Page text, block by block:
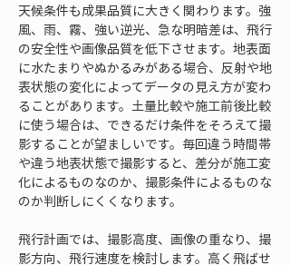
天候条件も成果品質に大きく関わります。強
風、雨、霧、強い逆光、急な明暗差は、飛行
の安全性や画像品質を低下させます。地表面
に水たまりやぬかるみがある場合、反射や地
表状態の変化によってデータの見え方が変わ
ることがあります。土量比較や施工前後比較
に使う場合は、できるだけ条件をそろえて撮
影することが望ましいです。毎回違う時間帯
や違う地表状態で撮影すると、差分が施工変
化によるものなのか、撮影条件によるものな
のか判断しにくくなります。
飛行計画では、撮影高度、画像の重なり、撮
影方向、飛行速度を検討します。高く飛ばせ